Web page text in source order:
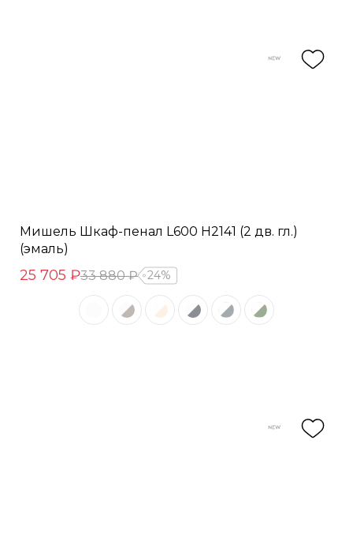
Мишель Шкаф-пенал L600 H2141 (2 дв. гл.)
(эмаль)
25 705 ₽33 880 ₽ 24%